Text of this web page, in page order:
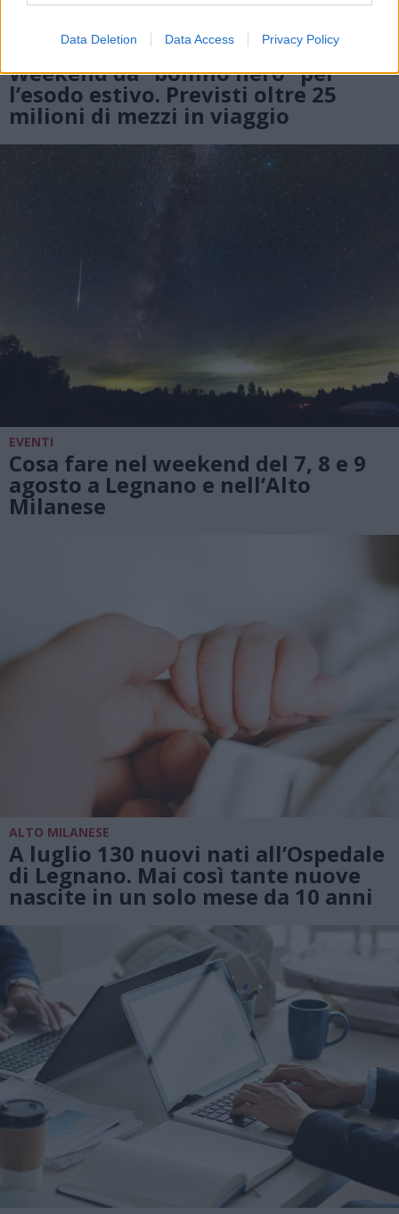
Data Deletion Data Access Privacy Policy
Weekend da “bollino nero” per
l’esodo estivo. Previsti oltre 25
milioni di mezzi in viaggio
EVENTI
Cosa fare nel weekend del 7, 8 e 9
agosto a Legnano e nell’Alto
Milanese
ALTO MILANESE
A luglio 130 nuovi nati all’Ospedale
di Legnano. Mai così tante nuove
nascite in un solo mese da 10 anni